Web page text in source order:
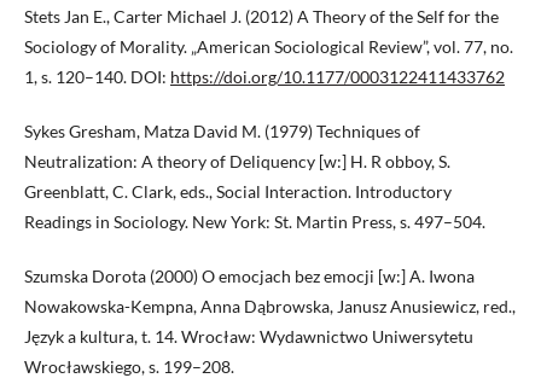
Stets Jan E., Carter Michael J. (2012) A Theory of the Self for the
Sociology of Morality. „American Sociological Review”, vol. 77, no.
1, s. 120–140. DOI: https://doi.org/10.1177/0003122411433762
Sykes Gresham, Matza David M. (1979) Techniques of
Neutralization: A theory of Deliquency [w:] H. R obboy, S.
Greenblatt, C. Clark, eds., Social Interaction. Introductory
Readings in Sociology. New York: St. Martin Press, s. 497–504.
Szumska Dorota (2000) O emocjach bez emocji [w:] A. Iwona
Nowakowska-Kempna, Anna Dąbrowska, Janusz Anusiewicz, red.,
Język a kultura, t. 14. Wrocław: Wydawnictwo Uniwersytetu
Wrocławskiego, s. 199–208.